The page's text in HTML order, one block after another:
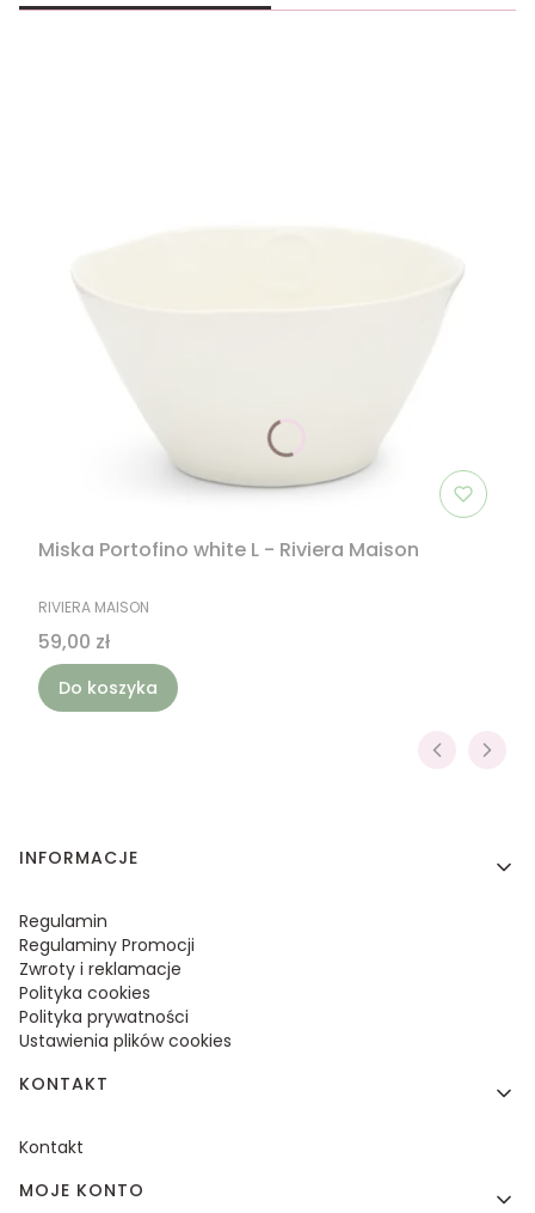
Miska Portofino white L - Riviera Maison
PRODUCENT
RIVIERA MAISON
Cena
59,00 zł
Do koszyka
Linki w stopce
INFORMACJE
Regulamin
Regulaminy Promocji
Zwroty i reklamacje
Polityka cookies
Polityka prywatności
Ustawienia plików cookies
KONTAKT
Kontakt
MOJE KONTO